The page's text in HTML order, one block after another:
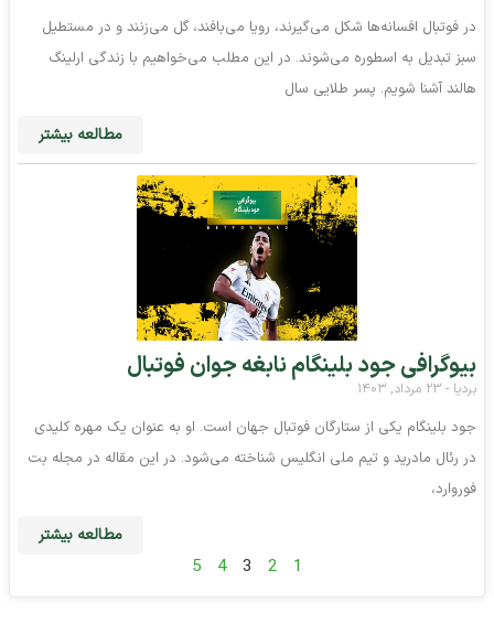
در فوتبال افسانه‌ها شکل می‌گیرند، رویا می‌بافند، گل می‌زنند و در مستطیل
سبز تبدیل به اسطوره می‌شوند. در این مطلب می‌خواهیم با زندگی ارلینگ
هالند آشنا شویم. پسر طلایی سال
مطالعه بیشتر
بیوگرافی جود بلینگام نابغه جوان فوتبال
بردیا
جود بلینگام یکی از ستارگان فوتبال جهان است. او به عنوان یک مهره کلیدی
در رئال مادرید و تیم ملی انگلیس شناخته می‌شود. در این مقاله در مجله بت
فوروارد،
مطالعه بیشتر
1
2
3
4
5